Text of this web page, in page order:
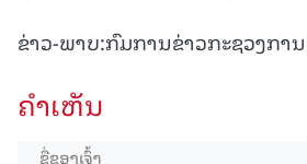
ຂ່າວ-ພາບ:ກົມການຂ່າວກະຊວງກາ
ຄໍາເຫັນ